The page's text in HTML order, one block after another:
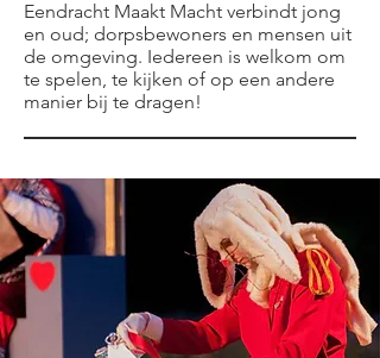
Eendracht Maakt Macht verbindt jong
en oud; dorpsbewoners en mensen uit
de omgeving. Iedereen is welkom om
te spelen, te kijken of op een andere
manier bij te dragen!